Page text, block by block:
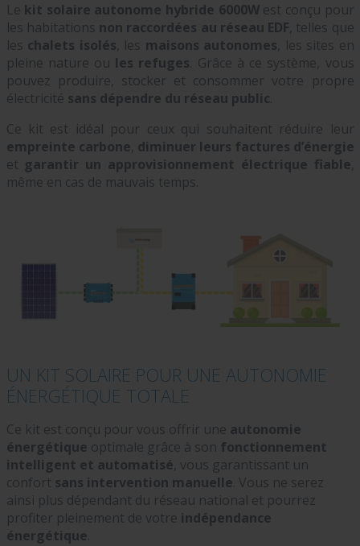
Le kit solaire autonome hybride 6000West conçu pour
les habitations non raccordées au réseau EDF , telles que
les chalets isolés , les maisons autonomes , les sites en
pleine nature ou les refuges. Grâce à ce système, vous
pouvez produire, stocker et consommer votre propre
électricité sans dépendre du réseau public.
Ce kit est idéal pour ceux qui souhaitent réduire leur
empreinte carbone diminuer leurs factures d’énergie
et garantir un approvisionnement électrique fiable
même en cas de mauvais temps.
UN KIT SOLAIRE POUR UNE AUTONOMIE
ÉNERGÉTIQUE TOTALE
Ce kit est conçu pour vous offrir une autonomie
énergétique optimale grâce à son fonctionnement
intelligent et automatisé , vous garantissant un
confort sans intervention manuelle. Vous ne serez
ainsi plus dépendant du réseau national et pourrez
profiter pleinement de votre indépendance
énergétique.